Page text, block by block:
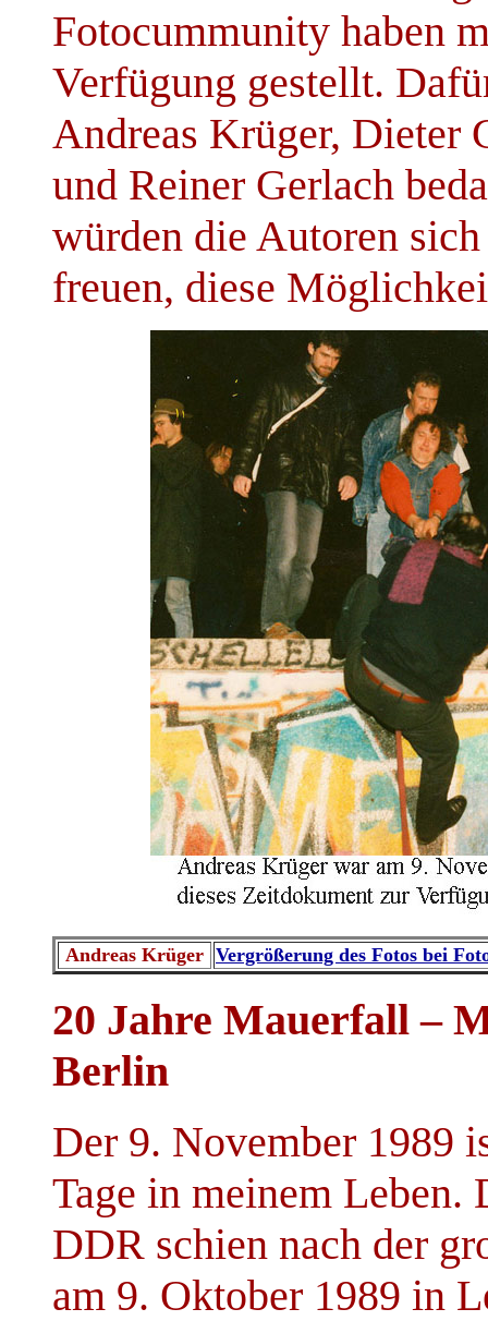
Fotocummunity haben
Verfügung gestellt.
Andreas Krüger, Dieter
und Reiner Gerlach
würden die Autoren
freuen, diese
Andreas Krüger Vergrößerung des Fotos bei
20 Jahre Mauerfall –
Berlin
Der 9. November 1989
Tage in meinem Leben.
DDR schien nach der
am 9. Oktober 1989 in